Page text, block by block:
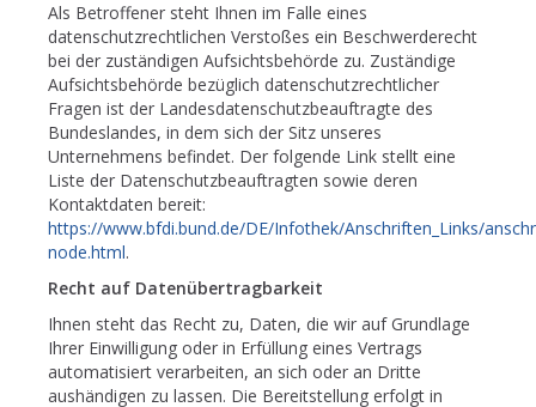
Als Betroffener steht Ihnen im Falle eines
datenschutzrechtlichen Verstoßes ein Beschwerderecht
bei der zuständigen Aufsichtsbehörde zu. Zuständige
Aufsichtsbehörde bezüglich datenschutzrechtlicher
Fragen ist der Landesdatenschutzbeauftragte des
Bundeslandes, in dem sich der Sitz unseres
Unternehmens befindet. Der folgende Link stellt eine
Liste der Datenschutzbeauftragten sowie deren
Kontaktdaten bereit:
https://www.bfdi.bund.de/DE/Infothek/Anschriften_Links/
node.html.
Recht auf Datenübertragbarkeit
Ihnen steht das Recht zu, Daten, die wir auf Grundlage
Ihrer Einwilligung oder in Erfüllung eines Vertrags
automatisiert verarbeiten, an sich oder an Dritte
aushändigen zu lassen. Die Bereitstellung erfolgt in